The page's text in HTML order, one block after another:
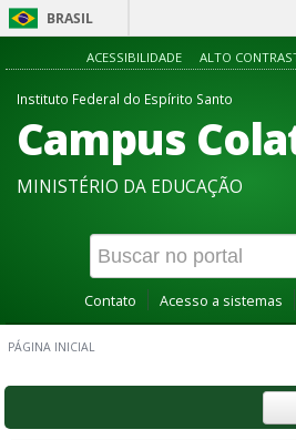
BRASIL
ACESSIBILIDADE ALTO
Instituto Federal do Espírito Santo
Campus
MINISTÉRIO DA EDUCAÇÃO
Contato Acesso a sistemas
PÁGINA INICIAL